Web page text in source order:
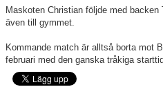
Maskoten Christian följde med
även till gymmet.
Kommande match är alltså borta mot
februari med den ganska tråkiga